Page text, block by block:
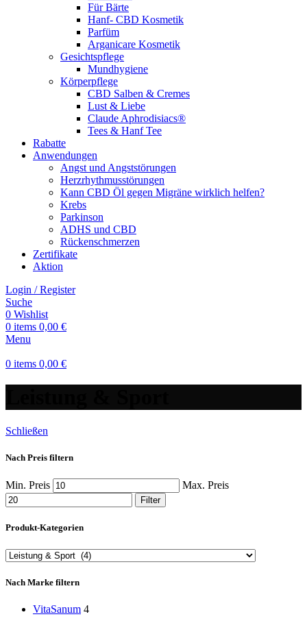
Für Bärte
Hanf- CBD Kosmetik
Parfüm
Arganicare Kosmetik
Gesichtspflege
Mundhygiene
Körperpflege
CBD Salben & Cremes
Lust & Liebe
Claude Aphrodisiacs®
Tees & Hanf Tee
Rabatte
Anwendungen
Angst und Angststörungen
Herzrhythmusstörungen
Kann CBD Öl gegen Migräne wirklich helfen?
Krebs
Parkinson
ADHS und CBD
Rückenschmerzen
Zertifikate
Aktion
Login / Register
Suche
0 Wishlist
0 items 0,00 €
Menu
0 items 0,00 €
Schließen
Nach Preis filtern
Min. Preis Max. Preis
Filter
Produkt-Kategorien
Nach Marke filtern
VitaSanum 4